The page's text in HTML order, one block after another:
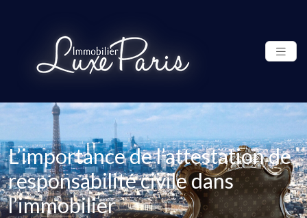
L’importance de l’attestation de
responsabilité civile dans
l’immobilier